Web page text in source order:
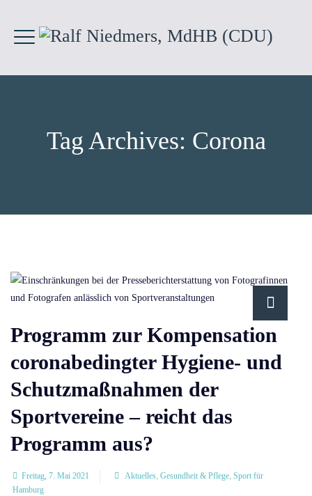
Tag Archives: Corona
Programm zur Kompensation
coronabedingter Hygiene- und
Schutzmaßnahmen der
Sportvereine – reicht das
Programm aus?
Freitag, 7. Mai 2021 Aktuelles, Gesundheit & Pflege, Sport für
Hamburg